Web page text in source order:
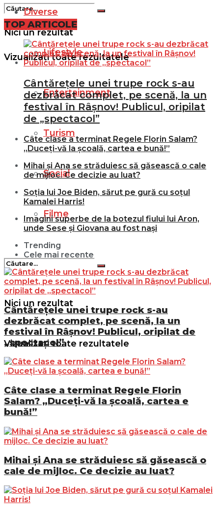
Nici un rezultat
Vizualizați toate rezultatele
Diverse
Lifestyle
Entertainment
Turism
Social
Filme
Nici un rezultat
Vizualizați toate rezultatele
TOP ARTICOLE
Cântărețele unei trupe rock s-au
dezbrăcat complet, pe scenă, la un
festival în Râșnov! Publicul, oripilat
de „spectacol”
Câte clase a terminat Regele Florin Salam?
„Duceți-vă la școală, cartea e bună!”
Mihai și Ana se străduiesc să găsească o cale
de mijloc. Ce decizie au luat?
Soția lui Joe Biden, sărut pe gură cu soțul
Kamalei Harris!
Imagini superbe de la botezul fiului lui Aron,
unde Sese și Giovana au fost nași
Trending
Cele mai recente
Cântărețele unei trupe rock s-au
dezbrăcat complet, pe scenă, la un
festival în Râșnov! Publicul, oripilat de
„spectacol”
Câte clase a terminat Regele Florin
Salam? „Duceți-vă la școală, cartea e
bună!”
Mihai și Ana se străduiesc să găsească o
cale de mijloc. Ce decizie au luat?